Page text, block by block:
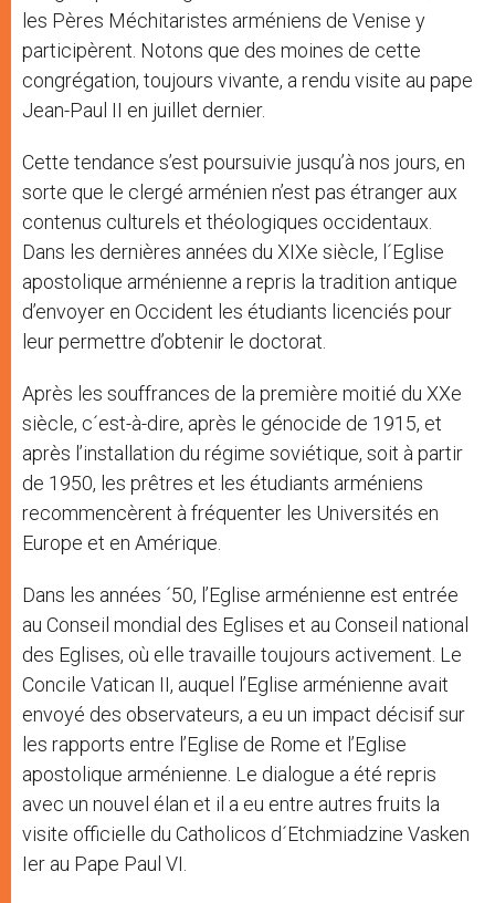
les Pères Méchitaristes arméniens de Venise y
participèrent. Notons que des moines de cette
congrégation, toujours vivante, a rendu visite au pape
Jean-Paul II en juillet dernier.
Cette tendance s’est poursuivie jusqu’à nos jours, en
sorte que le clergé arménien n’est pas étranger aux
contenus culturels et théologiques occidentaux.
Dans les dernières années du XIXe siècle, l´Eglise
apostolique arménienne a repris la tradition antique
d’envoyer en Occident les étudiants licenciés pour
leur permettre d’obtenir le doctorat.
Après les souffrances de la première moitié du XXe
siècle, c´est-à-dire, après le génocide de 1915, et
après l’installation du régime soviétique, soit à partir
de 1950, les prêtres et les étudiants arméniens
recommencèrent à fréquenter les Universités en
Europe et en Amérique.
Dans les années ´50, l’Eglise arménienne est entrée
au Conseil mondial des Eglises et au Conseil national
des Eglises, où elle travaille toujours activement. Le
Concile Vatican II, auquel l’Eglise arménienne avait
envoyé des observateurs, a eu un impact décisif sur
les rapports entre l’Eglise de Rome et l’Eglise
apostolique arménienne. Le dialogue a été repris
avec un nouvel élan et il a eu entre autres fruits la
visite officielle du Catholicos d´Etchmiadzine Vasken
Ier au Pape Paul VI.